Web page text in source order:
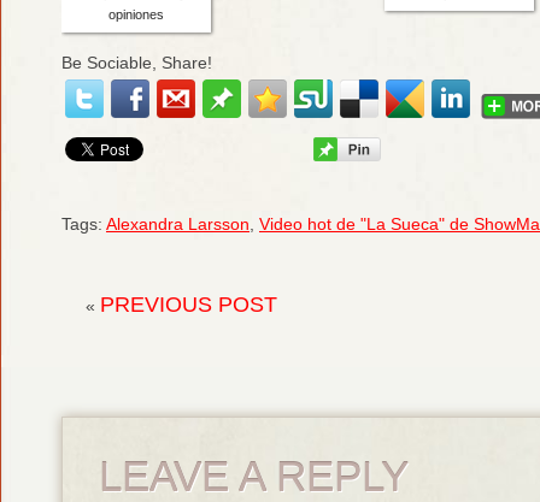
opiniones
Be Sociable, Share!
Tags: Alexandra Larsson Video hot de "La Sueca" de
« PREVIOUS POST
LEAVE A REPLY